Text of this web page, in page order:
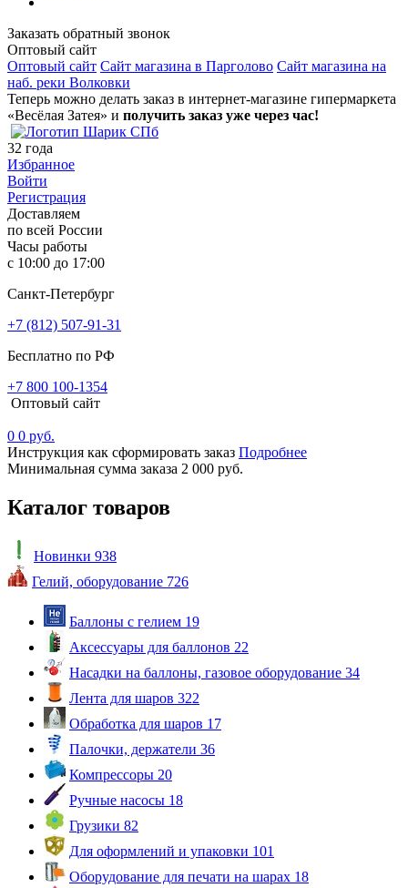
Заказать обратный звонок
Оптовый сайт
Оптовый сайт Сайт магазина в Парголово Сайт магазина на
наб. реки Волковки
Теперь можно делать заказ в интернет-магазине гипермаркета
«Весёлая Затея» и получить заказ уже через час!
32 года
Избранное
Войти
Регистрация
Доставляем
по всей России
Часы работы
с 10:00 до 17:00
Санкт-Петербург
+7 (812) 507-91-31
Бесплатно по РФ
+7 800 100-1354
Оптовый сайт
0 0 руб.
Инструкция как сформировать заказ Подробнее
Минимальная сумма заказа 2 000 руб.
Каталог товаров
Новинки 938
Гелий, оборудование 726
Баллоны с гелием 19
Аксессуары для баллонов 22
Насадки на баллоны, газовое оборудование 34
Лента для шаров 322
Обработка для шаров 17
Палочки, держатели 36
Компрессоры 20
Ручные насосы 18
Грузики 82
Для оформлений и упаковки 101
Оборудование для печати на шарах 18